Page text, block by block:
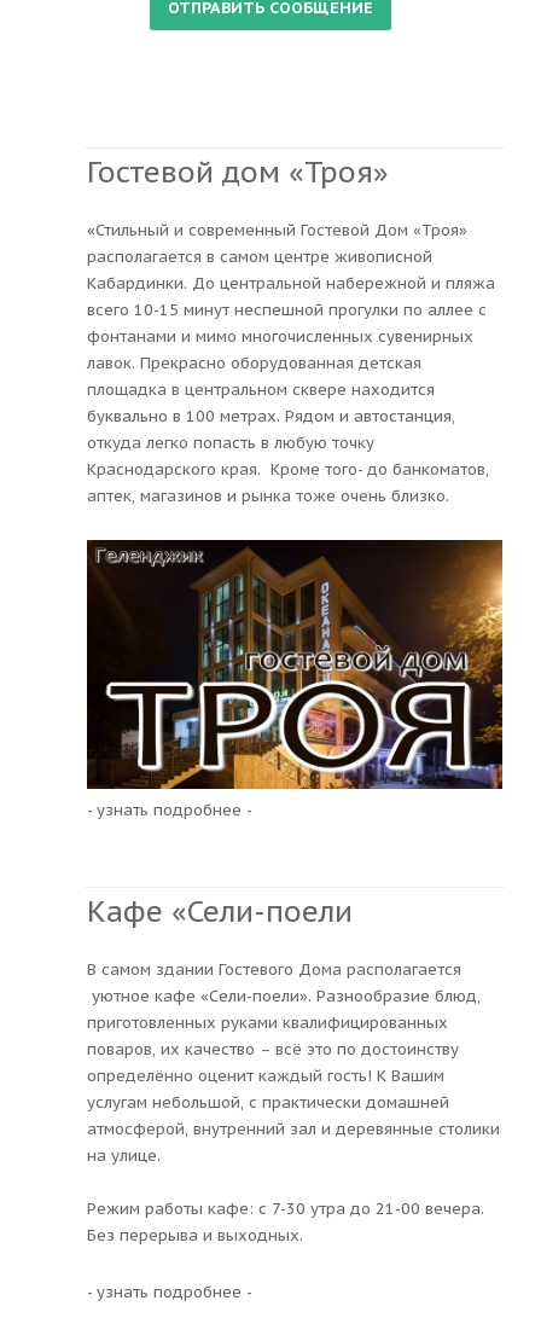
Гостевой дом «Троя»
«Стильный и современный Гостевой Дом «Троя»
располагается в самом центре живописной
Кабардинки. До центральной набережной и пляжа
всего 10-15 минут неспешной прогулки по аллее с
фонтанами и мимо многочисленных сувенирных
лавок. Прекрасно оборудованная детская
площадка в центральном сквере находится
буквально в 100 метрах. Рядом и автостанция,
откуда легко попасть в любую точку
Краснодарского края. Кроме того- до банкоматов,
аптек, магазинов и рынка тоже очень близко.
- узнать подробнее -
Кафе «Сели-поели
В самом здании Гостевого Дома располагается
уютное кафе «Сели-поели». Разнообразие блюд,
приготовленных руками квалифицированных
поваров, их качество – всё это по достоинству
определённо оценит каждый гость! К Вашим
услугам небольшой, с практически домашней
атмосферой, внутренний зал и деревянные столики
на улице.
Режим работы кафе: с 7-30 утра до 21-00 вечера.
Без перерыва и выходных.
- узнать подробнее -